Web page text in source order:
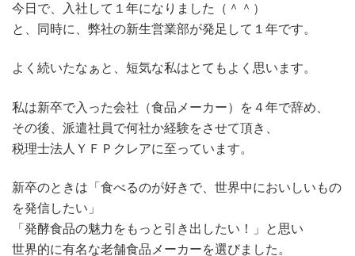
今日で、入社して１年になりました（＾＾）
と、同時に、弊社の新生営業部が発足して１年です。
よく続いたなぁと、短気な私はとてもよく思います。
私は新卒で入った会社（食品メーカー）を４年で辞め、
その後、派遣社員で何社か経験をさせて頂き、
税理士法人ＹＦＰクレアに至っています。
新卒のときは「食べるのが好きで、世界中においしいもの
を発信したい」
「発酵食品の魅力をもっと引き出したい！」と思い
世界的に有名な老舗食品メーカーを選びました。